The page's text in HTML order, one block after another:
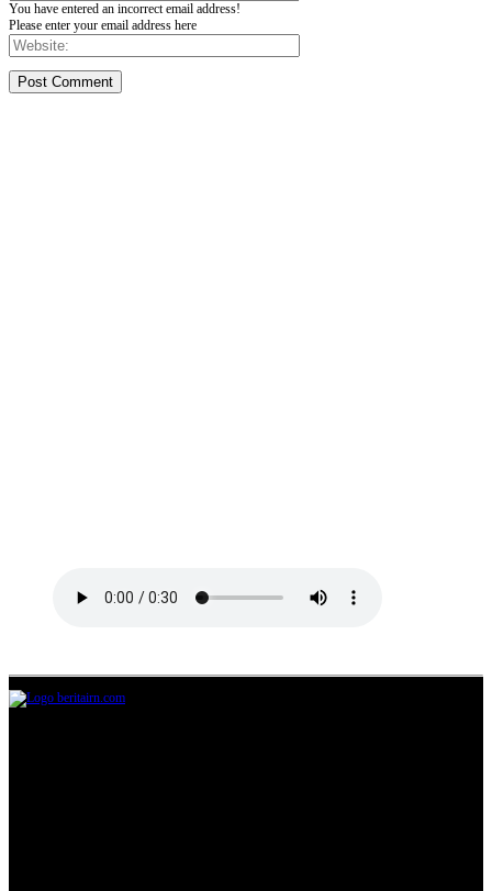
You have entered an incorrect email address!
Please enter your email address here